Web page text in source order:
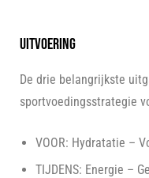
Uitvoering
De drie belangrijkste
sportvoedingsstrategie
VOOR: Hydratatie –
TIJDENS: Energie –